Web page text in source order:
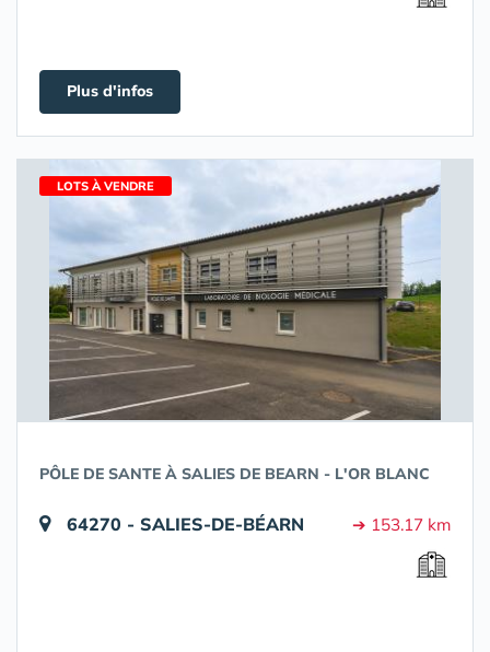
Plus d'infos
LOTS À VENDRE
PÔLE DE SANTE À SALIES DE BEARN - L'OR BLANC
64270 - SALIES-DE-BÉARN ➔ 153.17 km